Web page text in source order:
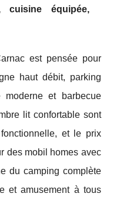
cuisine équipée,
est pensée pour
haut débit, parking
moderne et barbecue
lit confortable sont
fonctionnelle, et le prix
des mobil homes avec
du camping complète
et amusement à tous